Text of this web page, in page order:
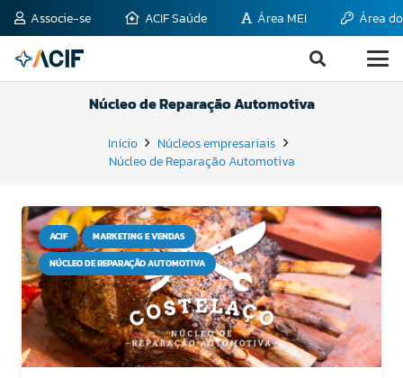
Associe-se ACIF Saúde Área MEI Área
Núcleo de Reparação Automotiva
Início
Núcleos empresariais
Núcleo de Reparação Automotiva
ACIF
MARKETING E VENDAS
NÚCLEO DE REPARAÇÃO AUTOMOTIVA